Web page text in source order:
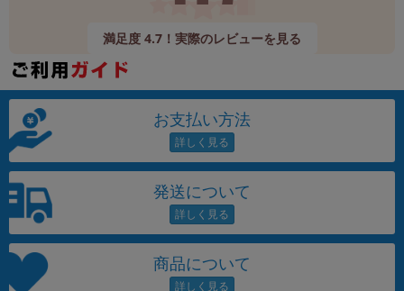
満足度 4.7！実際のレビューを見る
お支払い方法
発送について
商品について